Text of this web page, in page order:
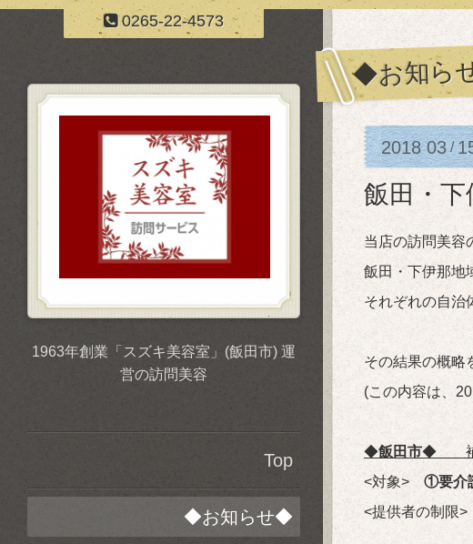
0265-22-4573
◆お知ら
2018 03/
飯田・
当店の訪問美容
飯田・下伊那地
それぞれの自治
その結果の概略
(この内容は、
◆飯田市◆ 補
<対象> ①要介
<提供者の制限
1963年創業「スズキ美容室」(飯田市) 運
営の訪問美容
Top
◆お知らせ◆